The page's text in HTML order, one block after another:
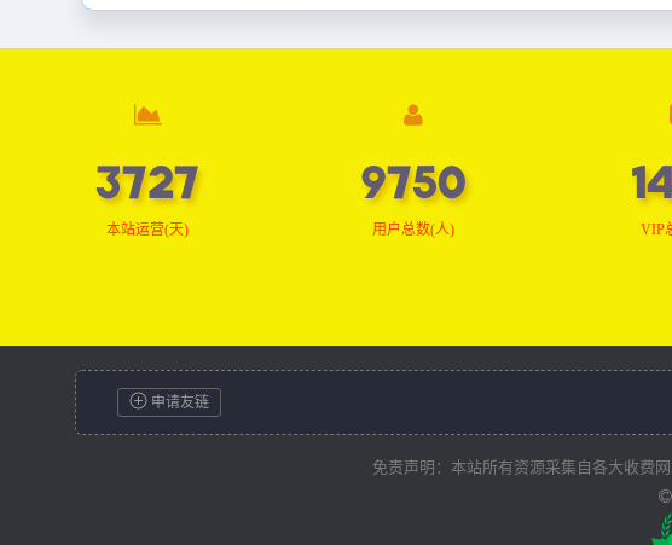
3749
本站运营(天)
9807
用户总数(人) VIP
申请友链
免责声明：本站所有资源采集自各大收费